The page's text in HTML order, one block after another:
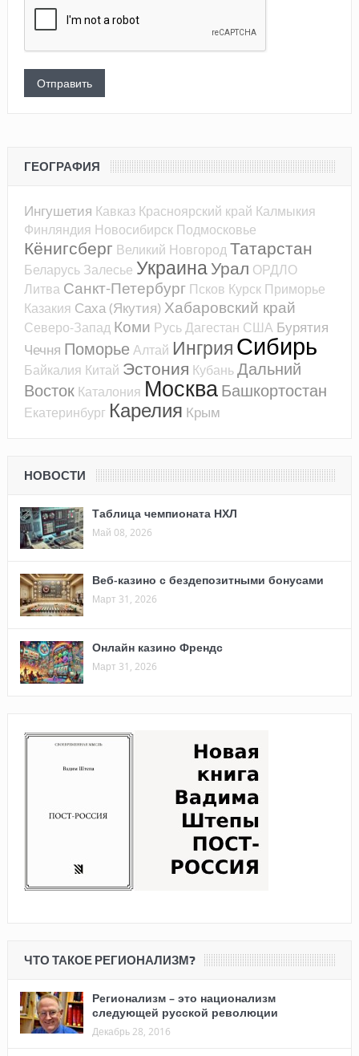
ГЕОГРАФИЯ
Ингушетия Кавказ Красноярский край Калмыкия
Финляндия Новосибирск Подмосковье
Кёнигсберг Великий НовгородТатарстан
Беларусь Залесье УкраинаУрал ОРДЛО
Литва Санкт-Петербург Псков Курск Приморье
Казакия Саха (Якутия) Хабаровский край
Северо-Запад Коми РусьДагестан США Бурятия
Чечня ПоморьеАлтай ИнгрияСибирь
Байкалия Китай Эстония КубаньДальний
Восток Каталония МоскваБашкортостан
Екатеринбург Карелия Крым
НОВОСТИ
Таблица чемпионата НХЛ
Май 08, 2026
Веб-казино с бездепозитными бонусами
Март 31, 2026
Онлайн казино Френдс
Март 31, 2026
ЧТО ТАКОЕ РЕГИОНАЛИЗМ?
Регионализм – это национализм
следующей русской революции
Декабрь 28, 2016